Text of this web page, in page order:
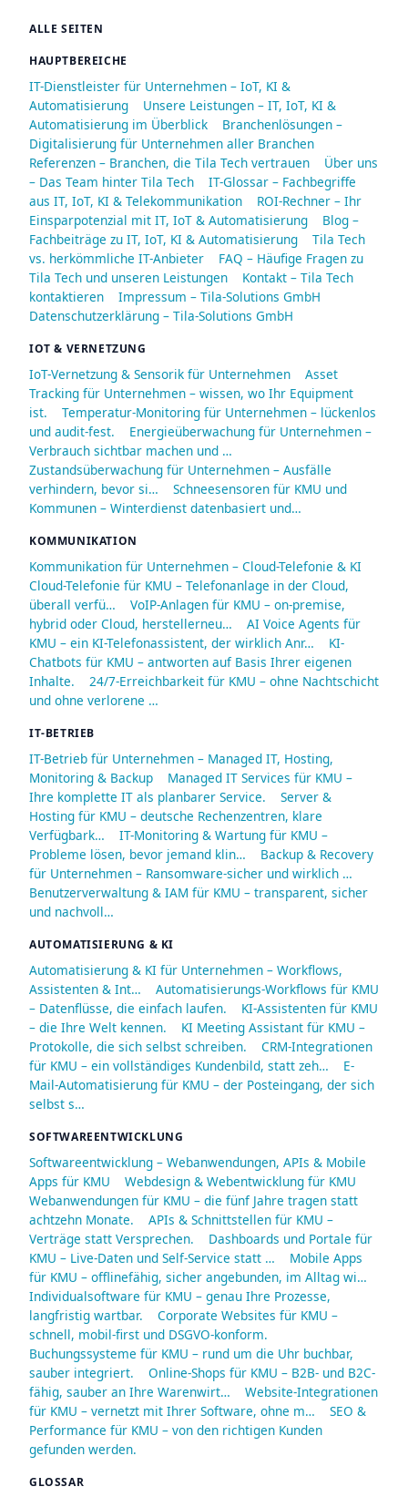
ALLE SEITEN
HAUPTBEREICHE
IT-Dienstleister für Unternehmen – IoT, KI &
Automatisierung
Unsere Leistungen – IT, IoT, KI &
Automatisierung im Überblick
Branchenlösungen –
Digitalisierung für Unternehmen aller Branchen
Referenzen – Branchen, die Tila Tech vertrauen
Über uns
– Das Team hinter Tila Tech
IT-Glossar – Fachbegriffe
aus IT, IoT, KI & Telekommunikation
ROI-Rechner – Ihr
Einsparpotenzial mit IT, IoT & Automatisierung
Blog –
Fachbeiträge zu IT, IoT, KI & Automatisierung
Tila Tech
vs. herkömmliche IT-Anbieter
FAQ – Häufige Fragen zu
Tila Tech und unseren Leistungen
Kontakt – Tila Tech
kontaktieren
Impressum – Tila-Solutions GmbH
Datenschutzerklärung – Tila-Solutions GmbH
IOT & VERNETZUNG
IoT-Vernetzung & Sensorik für Unternehmen
Asset
Tracking für Unternehmen – wissen, wo Ihr Equipment
ist.
Temperatur-Monitoring für Unternehmen – lückenlos
und audit-fest.
Energieüberwachung für Unternehmen –
Verbrauch sichtbar machen und …
Zustandsüberwachung für Unternehmen – Ausfälle
verhindern, bevor si…
Schneesensoren für KMU und
Kommunen – Winterdienst datenbasiert und…
KOMMUNIKATION
Kommunikation für Unternehmen – Cloud-Telefonie & KI
Cloud-Telefonie für KMU – Telefonanlage in der Cloud,
überall verfü…
VoIP-Anlagen für KMU – on-premise,
hybrid oder Cloud, herstellerneu…
AI Voice Agents für
KMU – ein KI-Telefonassistent, der wirklich Anr…
KI-
Chatbots für KMU – antworten auf Basis Ihrer eigenen
Inhalte.
24/7-Erreichbarkeit für KMU – ohne Nachtschicht
und ohne verlorene …
IT-BETRIEB
IT-Betrieb für Unternehmen – Managed IT, Hosting,
Monitoring & Backup
Managed IT Services für KMU –
Ihre komplette IT als planbarer Service.
Server &
Hosting für KMU – deutsche Rechenzentren, klare
Verfügbark…
IT-Monitoring & Wartung für KMU –
Probleme lösen, bevor jemand klin…
Backup & Recovery
für Unternehmen – Ransomware-sicher und wirklich …
Benutzerverwaltung & IAM für KMU – transparent, sicher
und nachvoll…
AUTOMATISIERUNG & KI
Automatisierung & KI für Unternehmen – Workflows,
Assistenten & Int…
Automatisierungs-Workflows für KMU
– Datenflüsse, die einfach laufen.
KI-Assistenten für KMU
– die Ihre Welt kennen.
KI Meeting Assistant für KMU –
Protokolle, die sich selbst schreiben.
CRM-Integrationen
für KMU – ein vollständiges Kundenbild, statt zeh…
E-
Mail-Automatisierung für KMU – der Posteingang, der sich
selbst s…
SOFTWAREENTWICKLUNG
Softwareentwicklung – Webanwendungen, APIs & Mobile
Apps für KMU
Webdesign & Webentwicklung für KMU
Webanwendungen für KMU – die fünf Jahre tragen statt
achtzehn Monate.
APIs & Schnittstellen für KMU –
Verträge statt Versprechen.
Dashboards und Portale für
KMU – Live-Daten und Self-Service statt …
Mobile Apps
für KMU – offlinefähig, sicher angebunden, im Alltag wi…
Individualsoftware für KMU – genau Ihre Prozesse,
langfristig wartbar.
Corporate Websites für KMU –
schnell, mobil-first und DSGVO-konform.
Buchungssysteme für KMU – rund um die Uhr buchbar,
sauber integriert.
Online-Shops für KMU – B2B- und B2C-
fähig, sauber an Ihre Warenwirt…
Website-Integrationen
für KMU – vernetzt mit Ihrer Software, ohne m…
SEO &
Performance für KMU – von den richtigen Kunden
gefunden werden.
GLOSSAR